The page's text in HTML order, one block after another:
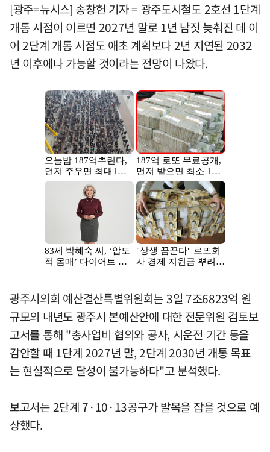
[광주=뉴시스] 송창헌 기자 = 광주도시철도 2호선 1단계
개통 시점이 이르면 2027년 말로 1년 남짓 늦춰진 데 이
어 2단계 개통 시점도 애초 계획보다 2년 지연된 2032
년 이후에나 가능할 것이라는 전망이 나왔다.
광주시의회 예산결산특별위원회는 3일 7조6823억 원
규모의 내년도 광주시 본예산안에 대한 전문위원 검토보
고서를 통해 "총사업비 협의와 공사, 시운전 기간 등을
감안할 때 1단계 2027년 말, 2단계 2030년 개통 목표
는 현실적으로 달성이 불가능하다"고 분석했다.
보고서는 2단계 7·10·13공구가 발목을 잡을 것으로 예
상했다.